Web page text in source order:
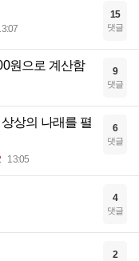
15
댓글
원으로 계산함 9
댓글
상의 나래를 펼
13:05
6
댓글
4
댓글
2